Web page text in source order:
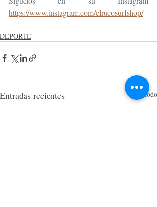
https://www.instagram.com/elrucosurfshop/
DEPORTE
Entradas recientes Ver todo